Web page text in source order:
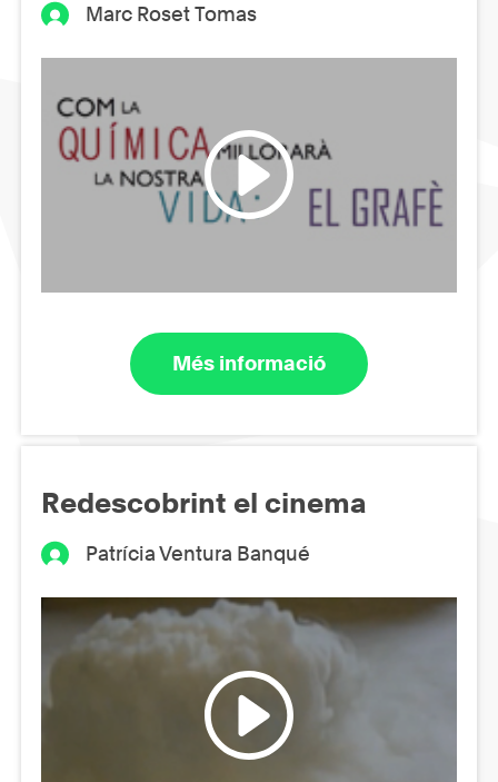
Marc Roset Tomas
Més informació
Redescobrint el cinema
Patrícia Ventura Banqué